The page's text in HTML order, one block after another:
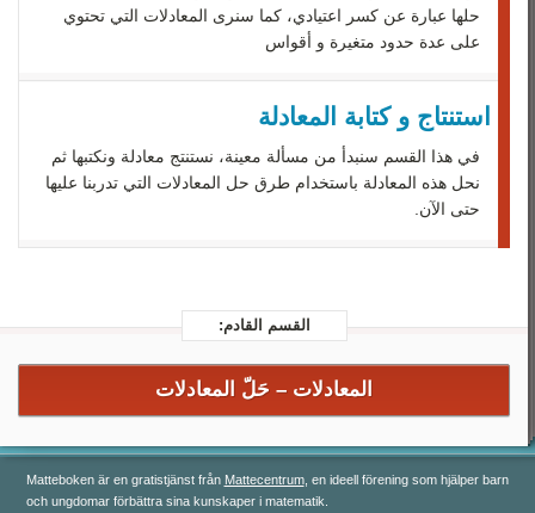
حلها عبارة عن كسر اعتيادي، كما سنرى المعادلات التي تحتوي
على عدة حدود متغيرة و أقواس
استنتاج و كتابة المعادلة
في هذا القسم سنبدأ من مسألة معينة، نستنتج معادلة ونكتبها ثم
نحل هذه المعادلة باستخدام طرق حل المعادلات التي تدربنا عليها
حتى الآن.
القسم القادم:
المعادلات – حَلّ‏ المعادلات
رياضيات 4
رياضيات 5
Matteboken är en gratistjänst från Mattecentrum, en ideell förening som hjälper barn
och ungdomar förbättra sina kunskaper i matematik.